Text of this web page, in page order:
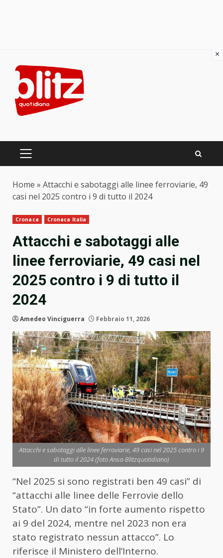
content
PRIMARY
Home » Attacchi e sabotaggi alle linee ferroviarie, 49
casi nel 2025 contro i 9 di tutto il 2024
Cronaca Cronaca Italia
Attacchi e sabotaggi alle
linee ferroviarie, 49 casi nel
2025 contro i 9 di tutto il
2024
Amedeo Vinciguerra Febbraio 11, 2026
Attacchi e sabotaggi alle linee ferroviarie, 49 casi nel 2025 contro i 9
di tutto il 2024 (foto Ansa-Blitzquotidiano)
“Nel 2025 si sono registrati ben 49 casi” di
“attacchi alle linee delle Ferrovie dello
Stato”. Un dato “in forte aumento rispetto
ai 9 del 2024, mentre nel 2023 non era
stato registrato nessun attacco”. Lo
riferisce il Ministero dell’Interno.
×